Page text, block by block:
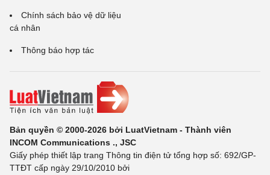
Chính sách bảo vệ dữ liệu
cá nhân
Thông báo hợp tác
Bản quyền © 2000-2026 bởi LuatVietnam - Thành viên
INCOM Communications ., JSC
Giấy phép thiết lập trang Thông tin điện tử tổng hợp số: 692/GP-
TTĐT cấp ngày 29/10/2010 bởi